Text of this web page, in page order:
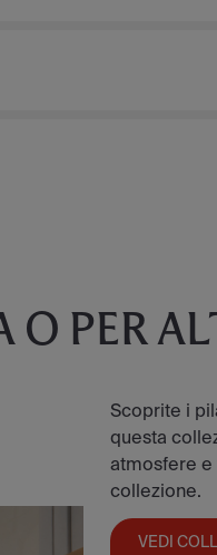
O PER
Scoprite i
questa
atmosfere
collezione.
VEDI